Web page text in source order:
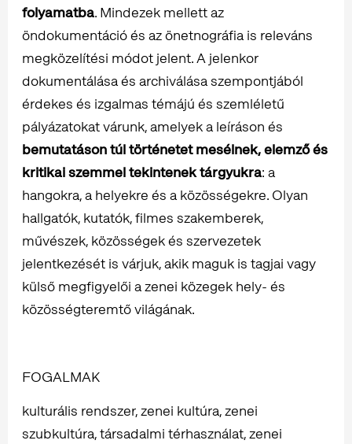
folyamatba. Mindezek mellett az
öndokumentáció és az önetnográfia is releváns
megközelítési módot jelent. A jelenkor
dokumentálása és archiválása szempontjából
érdekes és izgalmas témájú és szemléletű
pályázatokat várunk, amelyek a leíráson és
bemutatáson túl történetet mesélnek, elemző és
kritikai szemmel tekintenek tárgyukra: a
hangokra, a helyekre és a közösségekre. Olyan
hallgatók, kutatók, filmes szakemberek,
művészek, közösségek és szervezetek
jelentkezését is várjuk, akik maguk is tagjai vagy
külső megfigyelői a zenei közegek hely- és
közösségteremtő világának.
FOGALMAK
kulturális rendszer, zenei kultúra, zenei
szubkultúra, társadalmi térhasználat, zenei